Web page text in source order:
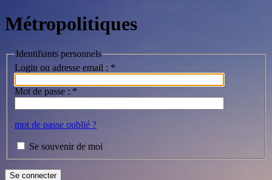
Métropolitiques
Identifiants personnels
Login ou adresse email : *
Mot de passe : *
mot de passe oublié ?
Se souvenir de moi